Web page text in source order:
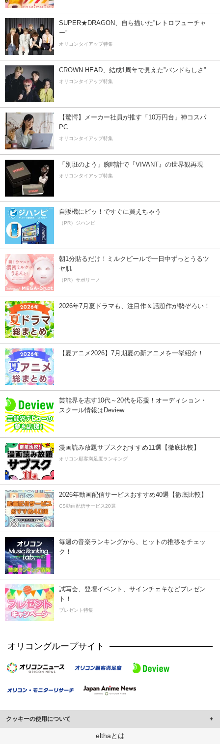
SUPER★DRAGON、自ら描いた”レトロフューチャ
ー”
オリコンタイアップ特集
CROWN HEAD、結成1周年で見えた”バンドらしさ”
オリコンタイアップ特集
【驚愕】メーカー社員が推す「10万円台」神コスパ
PC
オリコンタイアップ特集
「別班のよう」腕時計で『VIVANT』の世界観再現
オリコンタイアップ特集
自販機にピッ！ですぐに買えちゃう
（PR）ジハンピ
朝1分貼るだけ！ミルクピールで一日中ずっとうるツ
ヤ肌
（PR）サボリーノ
2026年7月夏ドラマも、注目作＆話題作が勢ぞろい！
【夏アニメ2026】7月期夏の新アニメを一挙紹介！
芸能界を志す10代～20代を応援！オーディション・
スクール情報はDeview
漫画読み放題サブスクおすすめ11選【徹底比較】
オリコン顧客満足度ランキング
2026年動画配信サービスおすすめ40選【徹底比較】
CS動画配信サービス20選
毎週の音楽ランキングから、ヒットの推移をチェッ
ク！
試写会、登壇イベント、サインチェキなどプレゼン
ト！
プレゼント特集
オリコングループサイト
クッキーの使用について
このサイトでは Cookie を使用して、ユーザーに合わせたコンテンツや広告の
elthaとは